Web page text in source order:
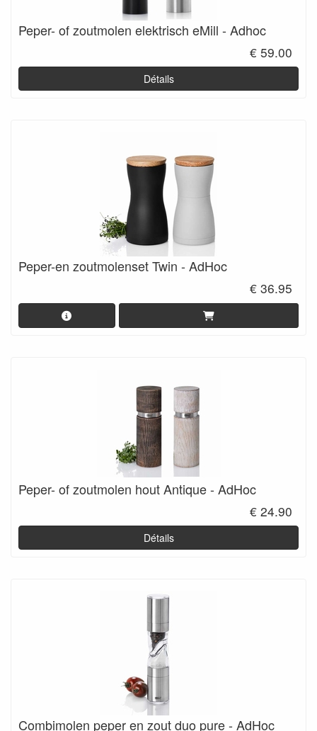
Peper- of zoutmolen elektrisch eMill - Adhoc
€ 59.00
Détails
Peper-en zoutmolenset Twin - AdHoc
€ 36.95
Peper- of zoutmolen hout Antique - AdHoc
€ 24.90
Détails
Combimolen peper en zout duo pure - AdHoc